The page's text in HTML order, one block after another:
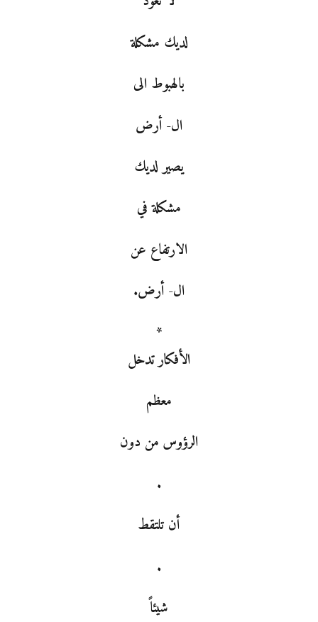
لديك مشكلة
بالهبوط الى
ال- أرض
يصير لديك
مشكلة في
الارتفاع عن
ال- أرض.
*
الأفكار تدخل
معظم
الرؤوس من دون
.
أن تلتقط
.
شيئاً